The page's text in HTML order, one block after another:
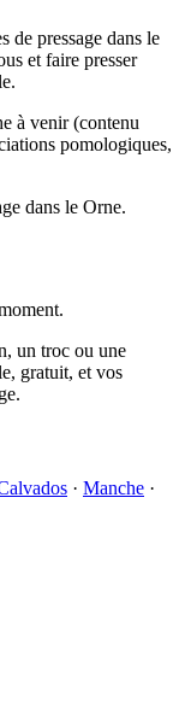
de pressage dans le
et faire presser
à venir (contenu
pomologiques,
dans le Orne.
un troc ou une
gratuit, et vos
· Manche ·